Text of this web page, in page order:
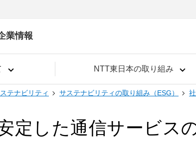
業情報
NTT東日本の取り組み
テナビリティ サステナビリティの取り組み（ESG）
定した通信サービス